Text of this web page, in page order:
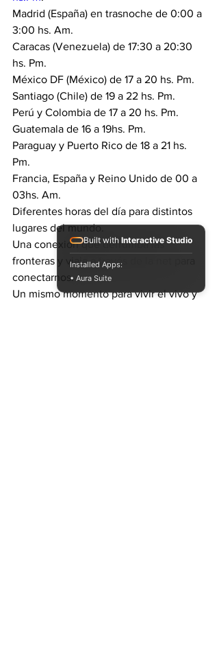
Madrid (España) en trasnoche de 0:00 a
3:00 hs. Am.
Caracas (Venezuela) de 17:30 a 20:30
hs. Pm.
México DF (México) de 17 a 20 hs. Pm.
Santiago (Chile) de 19 a 22 hs. Pm.
Perú y Colombia de 17 a 20 hs. Pm.
Guatemala de 16 a 19hs. Pm.
Paraguay y Puerto Rico de 18 a 21 hs.
Pm.
Francia, España y Reino Unido de 00 a
03hs. Am.
Diferentes horas del día para distintos
lugares del mundo.
Una conexión que derrumba las
fronteras y viaja a través de la net para
conectarnos.
Un mismo momento para vivir el vivo y
Built with Interactive Studio
Installed Apps:
• Aura Suite